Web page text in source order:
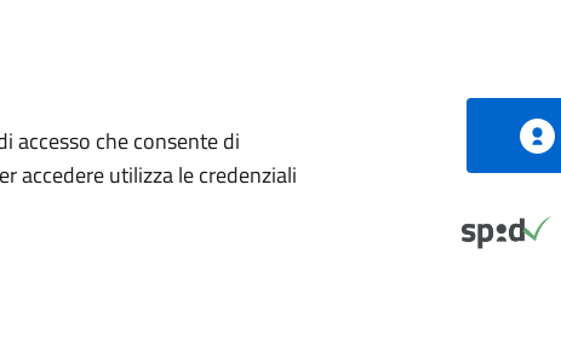
accesso che consente di
accedere utilizza le credenziali